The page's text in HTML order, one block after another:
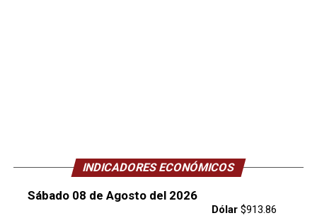
INDICADORES ECONÓMICOS
Sábado 08 de Agosto del 2026
Dólar$913.86